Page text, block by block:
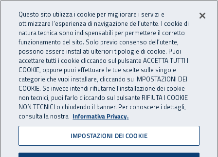
INAIL - Istituto Nazionale
Apri cerca
Navigazione principale
Notizie in evidenza
Questo sito utilizza i cookie per migliorare i servizi e
ottimizzare l’esperienza di navigazione dell’utente. I cookie di
natura tecnica sono indispensabili per permettere il corretto
funzionamento del sito. Solo previo consenso dell’utente,
possono essere installati ulteriori tipologie di cookie. Puoi
accettare tutti i cookie cliccando sul pulsante ACCETTA TUTTI I
COOKIE, oppure puoi effettuare le tue scelte sulle singole
categorie che vuoi installare, cliccando su IMPOSTAZIONI DEI
COOKIE. Se invece intendi rifiutarne l’installazione dei cookie
non tecnici, puoi farlo cliccando sul pulsante RIFIUTA I COOKIE
NON TECNICI o chiudendo il banner. Per conoscere i dettagli,
consulta la nostra Informativa Privacy.
IMPOSTAZIONI DEI COOKIE